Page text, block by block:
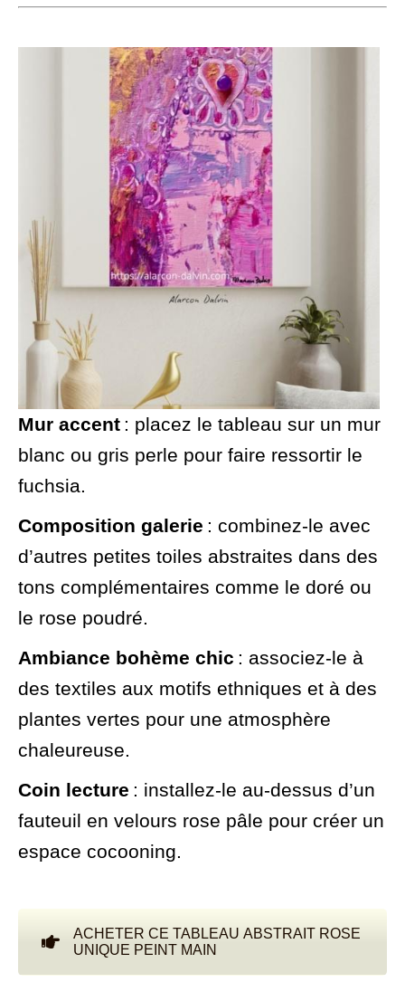
Mur accent : placez le tableau sur un mur
blanc ou gris perle pour faire ressortir le
fuchsia.
Composition galerie : combinez‑le avec
d’autres petites toiles abstraites dans des
tons complémentaires comme le doré ou
le rose poudré.
Ambiance bohème chic : associez‑le à
des textiles aux motifs ethniques et à des
plantes vertes pour une atmosphère
chaleureuse.
Coin lecture : installez‑le au‑dessus d’un
fauteuil en velours rose pâle pour créer un
espace cocooning.
ACHETER CE TABLEAU ABSTRAIT ROSE
UNIQUE PEINT MAIN